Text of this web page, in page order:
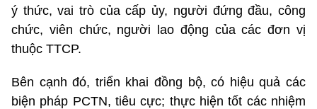
ý thức, vai trò của cấp ủy, người đứng đầu, công
chức, viên chức, người lao động của các đơn vị
thuộc TTCP.
Bên cạnh đó, triển khai đồng bộ, có hiệu quả các
biện pháp PCTN, tiêu cực; thực hiện tốt các nhiệm